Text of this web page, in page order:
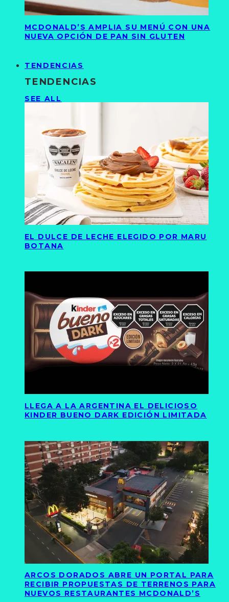
MCDONALD’S AMPLIA SU MENÚ CON UNA
NUEVA OPCIÓN DE PAN SIN GLUTEN
TENDENCIAS
TENDENCIAS
SEE ALL
EL DULCE DE LECHE ELEGIDO POR MARU
BOTANA
LLEGA A LA ARGENTINA EL DELICIOSO
KINDER BUENO DARK EDICIÓN LIMITADA
ARCOS DORADOS ABRE UN PORTAL PARA
RECIBIR PROPUESTAS DE TERRENOS PARA
NUEVOS RESTAURANTES MCDONALD’S